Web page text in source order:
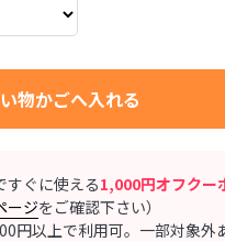
物かごへ入れる
すぐに使える1,000円オフクー
ージをご確認下さい）
円以上で利用可。一部対象外